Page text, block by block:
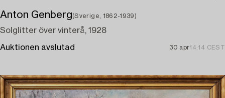
Anton Genberg(Sverige, 1862-1939)
Solglitter över vinterå, 1928
Auktionen avslutad 30 apr14:14 CEST